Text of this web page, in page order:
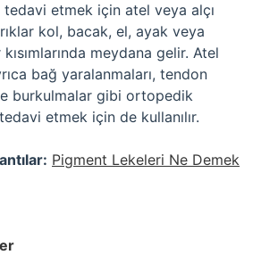
tedavi etmek için atel veya alçı
kol, bacak, el, ayak veya
meydana gelir. Atel
bağ yaralanmaları, tendon
burkulmalar gibi ortopedik
etmek için de kullanılır.
Pigment Lekeleri Ne Demek